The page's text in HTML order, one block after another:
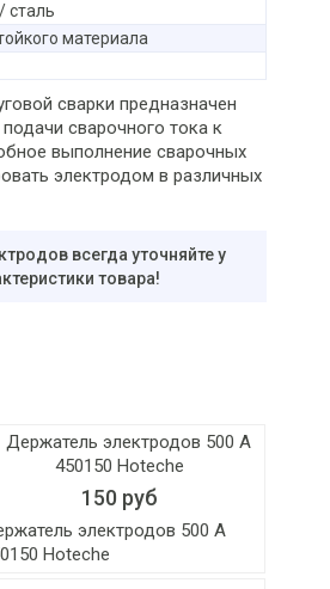
сталь
материала
сварки предназначен
сварочного тока к
выполнение сварочных
электродом в различных
всегда уточняйте у
товара!
150 руб
электродов 500 А
Hoteche